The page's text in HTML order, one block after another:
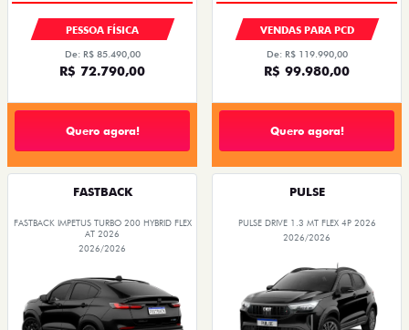
PESSOA FÍSICA
De: R$ 85.490,00
R$ 72.790,00
Quero agora!
VENDAS PARA PCD
De: R$ 119.990,00
R$ 99.980,00
Quero agora!
FASTBACK
FASTBACK IMPETUS TURBO 200 HYBRID FLEX
AT 2026
2026/2026
PULSE
PULSE DRIVE 1.3 MT FLEX 4P 2026
2026/2026